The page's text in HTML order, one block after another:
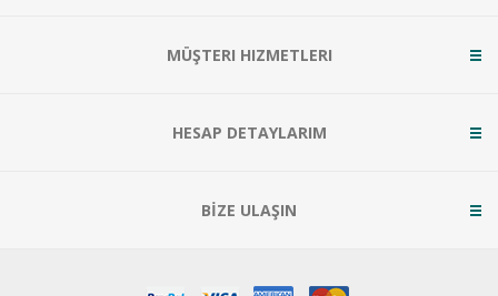
MÜŞTERI HIZMETLERI
HESAP DETAYLARIM
BİZE ULAŞIN